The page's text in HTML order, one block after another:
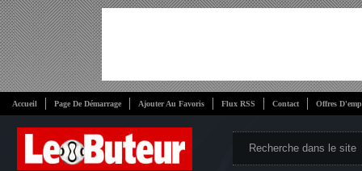
Accueil Page De Démarrage Ajouter Au Favoris Flux RSS Contact Offres